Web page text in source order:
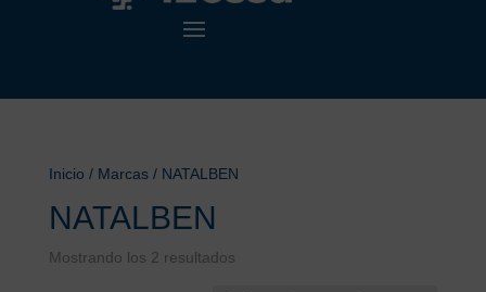
Inicio / Marcas / NATALBEN
NATALBEN
Mostrando los 2 resultados